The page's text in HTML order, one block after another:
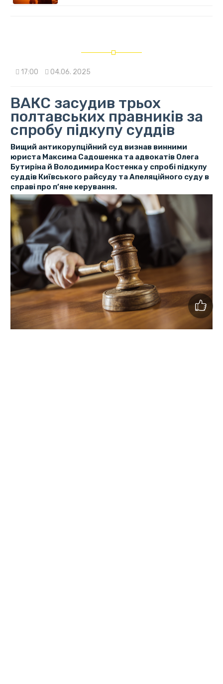
17:00 04.06. 2025
ВАКС засудив трьох
полтавських правників за
спробу підкупу суддів
Вищий антикорупційний суд визнав винними
юриста Максима Садошенка та адвокатів Олега
Бутиріна й Володимира Костенка у спробі підкупу
суддів Київського райсуду та Апеляційного суду в
справі про п’яне керування.